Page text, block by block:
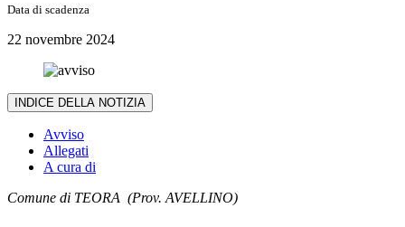
Data di scadenza
22 novembre 2024
INDICE DELLA NOTIZIA
Avviso
Allegati
A cura di
Comune di TEORA (Prov. AVELLINO)